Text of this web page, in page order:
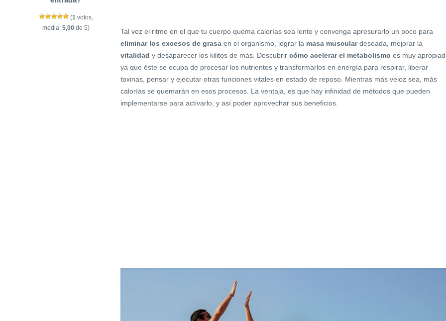
Tal vez el ritmo en el que tu cuerpo quema calorías sea lento y convenga apresurarlo un poco para
eliminar los excesos de grasa en el organismo, lograr la masa musculardeseada, mejorar la
vitalidad y desaparecer los kilitos de más. Descubrir cómo acelerar el metabolismo es muy
ya que éste se ocupa de procesar los nutrientes y transformarlos en energía para respirar, liberar
toxinas, pensar y ejecutar otras funciones vitales en estado de reposo. Mientras más veloz sea, más
calorías se quemarán en esos procesos. La ventaja, es que hay infinidad de métodos que pueden
implementarse para activarlo, y así poder aprovechar sus beneficios.
(1 votos,
media: 5,00de 5)